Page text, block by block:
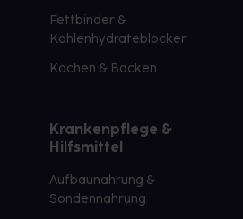
Fettbinder &
Kohlenhydrateblocker
Kochen & Backen
Krankenpflege &
Hilfsmittel
Aufbaunahrung &
Sondennahrung